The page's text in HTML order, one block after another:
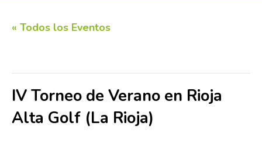
« Todos los Eventos
IV Torneo de Verano en Rioja
Alta Golf (La Rioja)